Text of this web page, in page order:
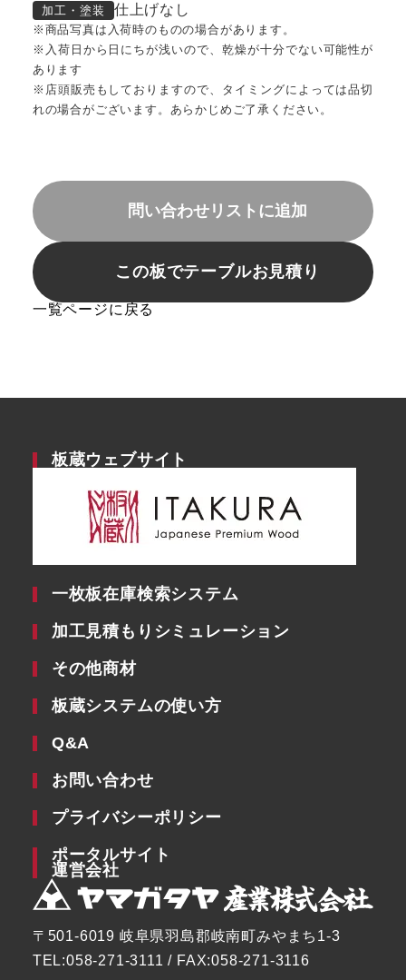
加工・塗装 仕上げなし
※商品写真は入荷時のものの場合があります。
※入荷日から日にちが浅いので、乾燥が十分でない可能性が
あります
※店頭販売もしておりますので、タイミングによっては品切
れの場合がございます。あらかじめご了承ください。
問い合わせリストに追加
この板でテーブルお見積り
一覧ページに戻る
板蔵ウェブサイト
一枚板在庫検索システム
加工見積もりシミュレーション
その他商材
板蔵システムの使い方
Q&A
お問い合わせ
プライバシーポリシー
ポータルサイト
運営会社
〒501-6019 岐阜県羽島郡岐南町みやまち1-3
TEL:058-271-3111 / FAX:058-271-3116